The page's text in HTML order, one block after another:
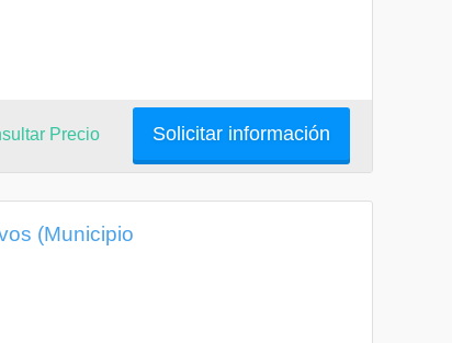
Solicitar información
Precio
(Municipio